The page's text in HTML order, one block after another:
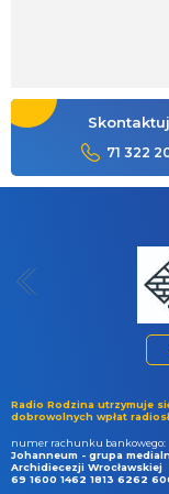
71 322
Radio Rodzina utrzymuje
dobrowolnych wpłat
numer rachunku bankowego:
Johanneum - grupa
Archidiecezji Wrocławskiej
69 1600 1462 1813 6262